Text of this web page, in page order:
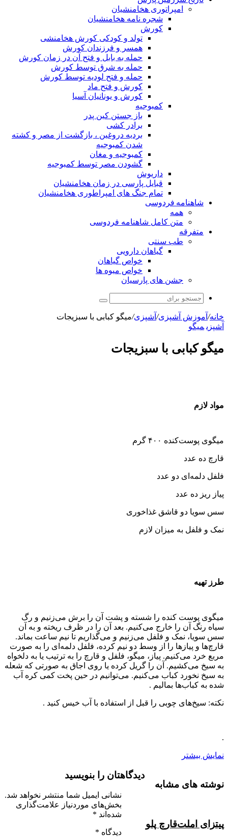
امپراتوری هخامنشیان
شجره نامه هخامنشیان
کورش
تولد و کودکی کورش هخامنشی
همسر و فرزندان کورش
حمله به بابل و فتح آن در زمان کورش
حمله به شرق توسط کورش
حمله و فتح لودیه توسط کورش
کورش و فتح ماد
کورش و یونانیان آسیا
کمبوجیه
باز جستن کین پدر
برادر کشی
بردیه دروغین ، بازگشت از مصر و کشته
شدن کمبوجیه
کمبوجیه و مغان
گشودن مصر توسط کمبوجیه
داریوش
قبایل پارسی در زمان هخامنشیان
تمام جنگ های امپراطوری هخامنشیان
شاهنامه فردوسی
همه
متن کامل شاهنامه فردوسی
متفرقه
طب سنتی
گیاهان دارویی
خواص گیاهان
خواص میوه ها
جشن های پارسیان
جستجو
خانه/ آموزش آشپزی/ آشپزی/میگو کبابی با سبزیجات
آشپزی میگو
میگو کبابی با سبزیجات
مواد لازم
میگوی پوست‌کنده ۴۰۰ گرم
قارچ ده عدد
فلفل دلمه‌ای دو عدد
پیاز ریز ده عدد
سس سویا دو قاشق غذاخوری
نمک و فلفل به میزان لازم
طرز تهیه
میگوی پوست ‌کنده را شسته و پشت آن را برش می‌‌زنیم و رگ
سیاه رنگ آن را خارج می‌‌کنیم. بعد آن را در ظرف ریخته و به آن
سس سویا، نمک و فلفل می‌‌زنیم و می‌‌گذاریم تا نیم ساعت بماند.
قارچ‌ها و پیازها را از وسط دو نیم کرده، فلفل دلمه‌ای را به صورت
مربع خرد می‌‌کنیم. پیاز، میگو، فلفل و قارچ را به ترتیب یا به دلخواه
به سیخ می‌‌کشیم. آن را گریل کرده یا روی اجاق به صورتی که شعله
به سیخ نخورد کباب می‌‌کنیم. می‌‌توانیم در حین پخت کمی کره آب
شده به کباب‌ها بمالیم .
نکته: سیخ‌های چوبی را قبل از استفاده با آب خیس کنید .
.
نمایش بیشتر
نوشته های مشابه
پیتزای املتقارچ پلو
دیدگاهتان را بنویسید
نشانی ایمیل شما منتشر نخواهد شد.
بخش‌های موردنیاز علامت‌گذاری
شده‌اند *
دیدگاه *